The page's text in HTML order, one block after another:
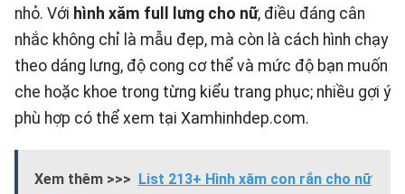
nhỏ. Với hình xăm full lưng cho nữ, điều đáng cân
nhắc không chỉ là mẫu đẹp, mà còn là cách hình chạy
theo dáng lưng, độ cong cơ thể và mức độ bạn muốn
che hoặc khoe trong từng kiểu trang phục; nhiều gợi ý
phù hợp có thể xem tại Xamhinhdep.com.
Xem thêm >>> List 213+ Hình xăm con rắn cho nữ